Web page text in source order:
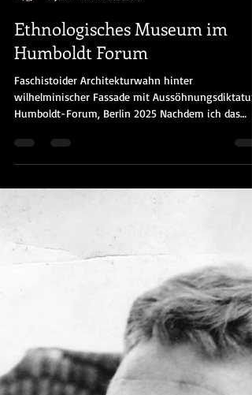
1. Juli
4 Min. Lesezeit
Ethnologisches Museum im
Humboldt Forum
Faschistoider Architekturwahn hinter
Humboldt-Forum, Berlin 2025 Nachdem ich das
Schlossportal, das sich inzwischen wieder
gewaltigen hohen Innenhöfen, durch die der Wind
bin froh eine der gerade aus der Mode
Feinstaubmaske dabei zu haben. Schnell wechselt